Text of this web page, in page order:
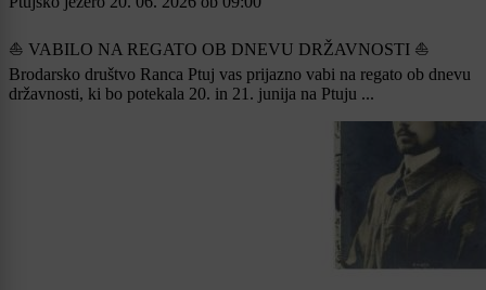
⛵ VABILO NA REGATO OB DNEVU DRŽAVNOSTI ⛵
Brodarsko društvo Ranca Ptuj vas prijazno vabi na regato ob dnevu
državnosti, ki bo potekala 20. in 21. junija na Ptuju ...